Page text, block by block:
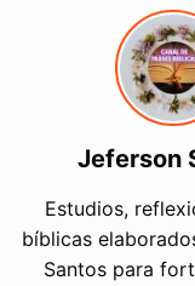
Jeferson
Estudios,
bíblicas
Santos para